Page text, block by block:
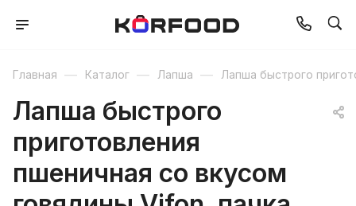
Главная — Каталог — Лапша — Лапша быстрого
Лапша быстрого
приготовления
пшеничная со вкусом